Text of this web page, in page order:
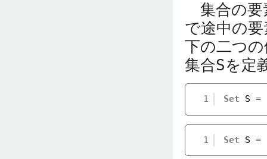
集合の要
で途中の
下の二つ
集合Sを定
1 Set S =
1 Set S =